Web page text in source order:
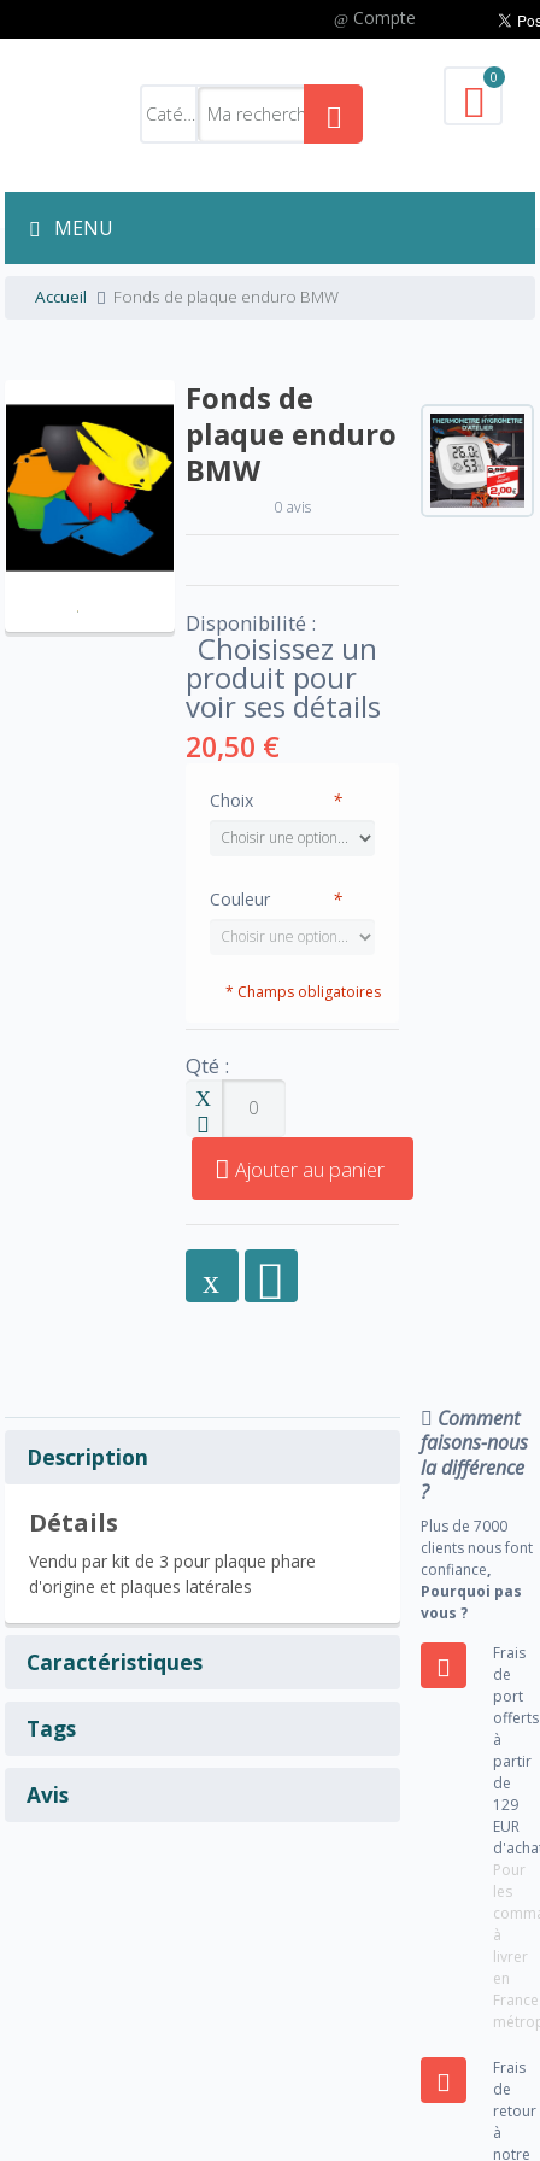
Compte
0
MENU
Accueil Fonds de plaque enduro BMW
Fonds de
plaque enduro
BMW
0 avis
Disponibilité :
Choisissez un
produit pour
voir ses détails
20,50 €
*
Choix
*
Couleur
* Champs obligatoires
Qté :
Ajouter au panier
Description
Détails
Vendu par kit de 3 pour plaque phare
d'origine et plaques latérales
Caractéristiques
Tags
Avis
Comment
faisons-nous
la différence
?
Plus de 7000
clients nous font
confiance,
Pourquoi pas
vous ?
Frais
de
port
offerts
à
partir
de
129
EUR
Pour
les
à
livrer
en
France
Frais
de
retour
à
notre